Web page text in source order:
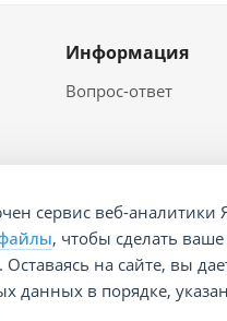
Информация
Вопрос-ответ
сервис веб-аналитики
, чтобы сделать
на сайте, вы
данных в порядке,